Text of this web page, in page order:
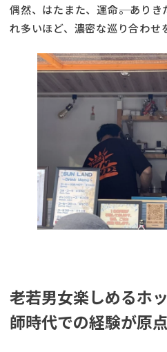
偶然、はたまた、運命――。あり
れ多いほど、濃密な巡り合わせ
老若男女楽しめるホ
師時代での経験が原